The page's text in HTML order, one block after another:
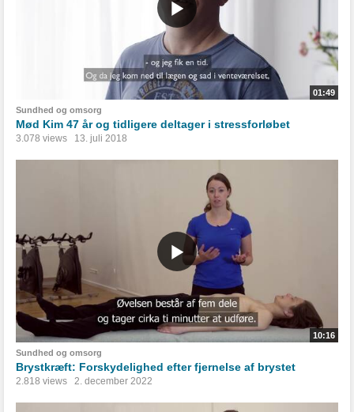
01:49
Sundhed og omsorg
Mød Kim 47 år og tidligere deltager i stressforløbet
3.078 views 13. juli 2018
10:16
Sundhed og omsorg
Brystkræft: Forskydelighed efter fjernelse af brystet
2.818 views 2. december 2022